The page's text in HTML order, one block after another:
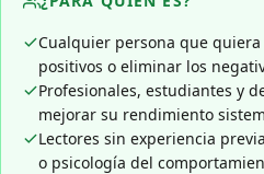
Cualquier persona que
positivos o eliminar los
Profesionales, estudiantes y
mejorar su rendimiento
Lectores sin experiencia
o psicología del